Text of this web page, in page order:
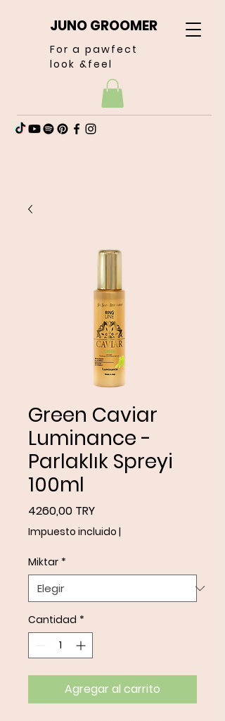
JUNO GROOMER
For a pawfect
look &feel
Green Caviar
Luminance -
Parlaklık Spreyi
100ml
4260,00 TRYPrecio
Impuesto incluido |
Miktar *
Cantidad *
Agregar al carrito